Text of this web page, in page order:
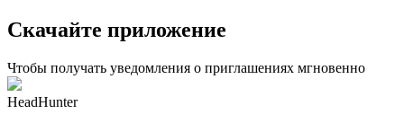
Скачайте приложение
Чтобы получать уведомления о приглашениях мгновенно
HeadHunter